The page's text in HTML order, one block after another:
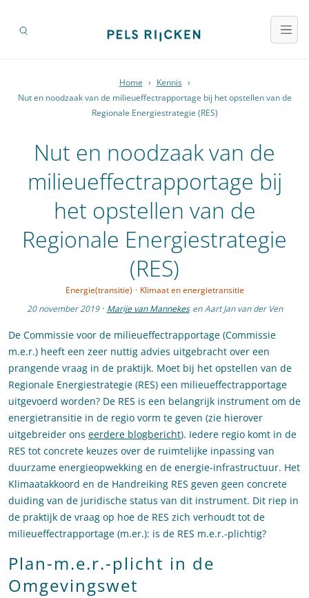
Home › Kennis ›
Nut en noodzaak van de milieueffectrapportage bij het opstellen van de
Regionale Energiestrategie (RES)
Nut en noodzaak van de
milieueffectrapportage bij
het opstellen van de
Regionale Energiestrategie
(RES)
Energie(transitie) · Klimaat en energietransitie
20 november 2019 · Marije van Mannekes en Aart Jan van der Ven
De Commissie voor de milieueffectrapportage (Commissie
m.e.r.) heeft een zeer nuttig advies uitgebracht over een
prangende vraag in de praktijk. Moet bij het opstellen van de
Regionale Energiestrategie (RES) een milieueffectrapportage
uitgevoerd worden? De RES is een belangrijk instrument om de
energietransitie in de regio vorm te geven (zie hierover
uitgebreider ons eerdere blogbericht). Iedere regio komt in de
RES tot concrete keuzes over de ruimtelijke inpassing van
duurzame energieopwekking en de energie-infrastructuur. Het
Klimaatakkoord en de Handreiking RES geven geen concrete
duiding van de juridische status van dit instrument. Dit riep in
de praktijk de vraag op hoe de RES zich verhoudt tot de
milieueffectrapportage (m.er.): is de RES m.e.r.-plichtig?
Plan-m.e.r.-plicht in de
Omgevingswet